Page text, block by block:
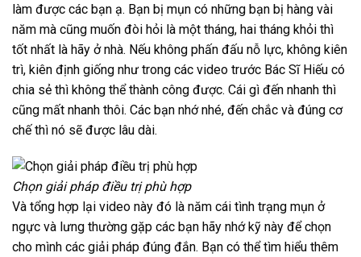
làm được các bạn ạ. Bạn bị mụn có những bạn bị hàng vài
năm mà cũng muốn đòi hỏi là một tháng, hai tháng khỏi thì
tốt nhất là hãy ở nhà. Nếu không phấn đấu nỗ lực, không kiên
trì, kiên định giống như trong các video trước Bác Sĩ Hiếu có
chia sẻ thì không thể thành công được. Cái gì đến nhanh thì
cũng mất nhanh thôi. Các bạn nhớ nhé, đến chắc và đúng cơ
chế thì nó sẽ được lâu dài.
Chọn giải pháp điều trị phù hợp
Và tổng hợp lại video này đó là năm cái tình trạng mụn ở
ngực và lưng thường gặp các bạn hãy nhớ kỹ này để chọn
cho mình các giải pháp đúng đắn. Bạn có thể tìm hiểu thêm